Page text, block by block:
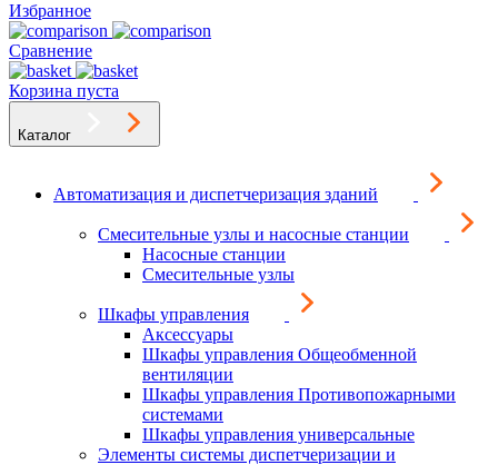
Избранное
Сравнение
Корзина пуста
Каталог
Автоматизация и диспетчеризация зданий
Смесительные узлы и насосные станции
Насосные станции
Смесительные узлы
Шкафы управления
Аксессуары
Шкафы управления Общеобменной
вентиляции
Шкафы управления Противопожарными
системами
Шкафы управления универсальные
Элементы системы диспетчеризации и